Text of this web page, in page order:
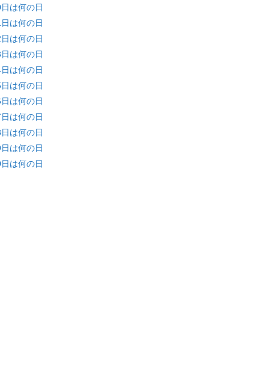
は何の日
は何の日
は何の日
は何の日
は何の日
は何の日
は何の日
は何の日
は何の日
は何の日
は何の日